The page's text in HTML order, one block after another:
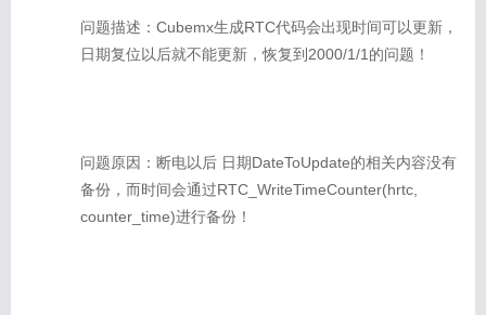
问题描述：Cubemx生成RTC代码会出现时间可以更新，
日期复位以后就不能更新，恢复到2000/1/1的问题！
问题原因：断电以后 日期DateToUpdate的相关内容没有
备份，而时间会通过RTC_WriteTimeCounter(hrtc,
counter_time)进行备份！